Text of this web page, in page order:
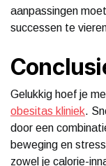
aanpassingen
successen te
Gelukkig hoef je
obesitas kliniek.
door een
beweging en
zowel je calorie-